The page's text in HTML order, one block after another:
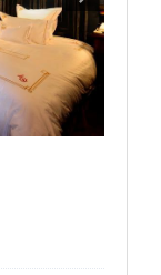
電話訂房。
開放給已完
，敬請見諒。
聯繫並依規
自在、安心